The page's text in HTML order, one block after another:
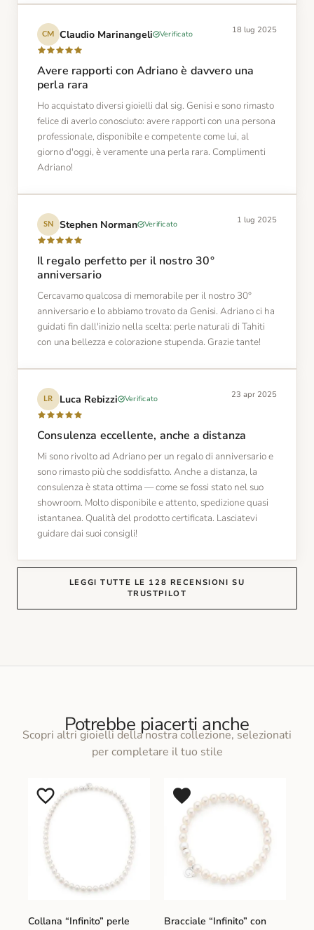
CM Claudio Marinangeli Verificato 18 lug 2025
Avere rapporti con Adriano è davvero una
perla rara
Ho acquistato diversi gioielli dal sig. Genisi e sono rimasto
felice di averlo conosciuto: avere rapporti con una persona
professionale, disponibile e competente come lui, al
giorno d'oggi, è veramente una perla rara. Complimenti
Adriano!
SN Stephen Norman Verificato 1 lug 2025
Il regalo perfetto per il nostro 30°
anniversario
Cercavamo qualcosa di memorabile per il nostro 30°
anniversario e lo abbiamo trovato da Genisi. Adriano ci ha
guidati fin dall'inizio nella scelta: perle naturali di Tahiti
con una bellezza e colorazione stupenda. Grazie tante!
LR Luca Rebizzi Verificato 23 apr 2025
Consulenza eccellente, anche a distanza
Mi sono rivolto ad Adriano per un regalo di anniversario e
sono rimasto più che soddisfatto. Anche a distanza, la
consulenza è stata ottima — come se fossi stato nel suo
showroom. Molto disponibile e attento, spedizione quasi
istantanea. Qualità del prodotto certificata. Lasciatevi
guidare dai suoi consigli!
LEGGI TUTTE LE 128 RECENSIONI SU
TRUSTPILOT
Potrebbe piacerti anche
Scopri altri gioielli della nostra collezione, selezionati
per completare il tuo stile
Collana “Infinito” perle
Bracciale “Infinito” con